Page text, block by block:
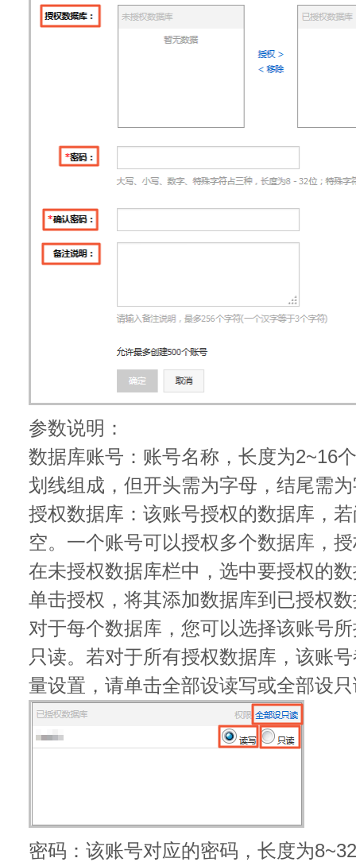
参数说明：
数据库账号：账号名称，长度为2~16
划线组成，但开头需为字母，结尾需
授权数据库：该账号授权的数据库，
空。一个账号可以授权多个数据库，
在未授权数据库栏中，选中要授权的
单击授权，将其添加数据库到已授权
对于每个数据库，您可以选择该账号
只读。若对于所有授权数据库，该账
量设置，请单击全部设读写或全部设
密码：该账号对应的密码，长度为